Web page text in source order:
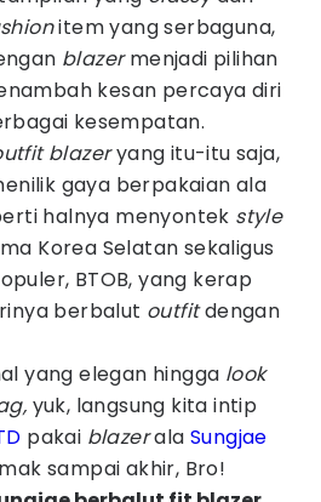
item yang serbaguna,
blazermenjadi pilihan
kesan percaya diri
kesempatan.
blazeryang itu-itu saja,
gaya berpakaian ala
halnya menyontek style
Korea Selatan sekaligus
BTOB, yang kerap
berbalut outfitdengan
yang elegan hingga look
yuk, langsung kita intip
pakai blazeralaSungjae
sampai akhir, Bro!